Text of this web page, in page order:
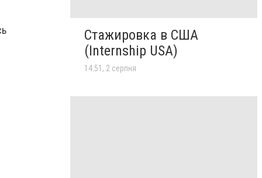
Стажировка в США
(Internship USA)
14:51, 2 серпня